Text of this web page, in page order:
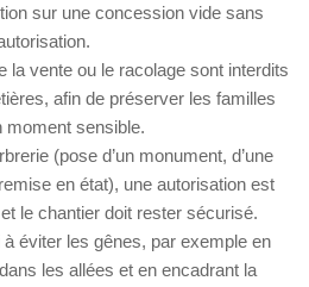
sur une concession vide sans
la vente ou le racolage sont interdits
afin de préserver les familles
moment sensible.
(pose d’un monument, d’une
en état), une autorisation est
le chantier doit rester sécurisé.
éviter les gênes, par exemple en
les allées et en encadrant la